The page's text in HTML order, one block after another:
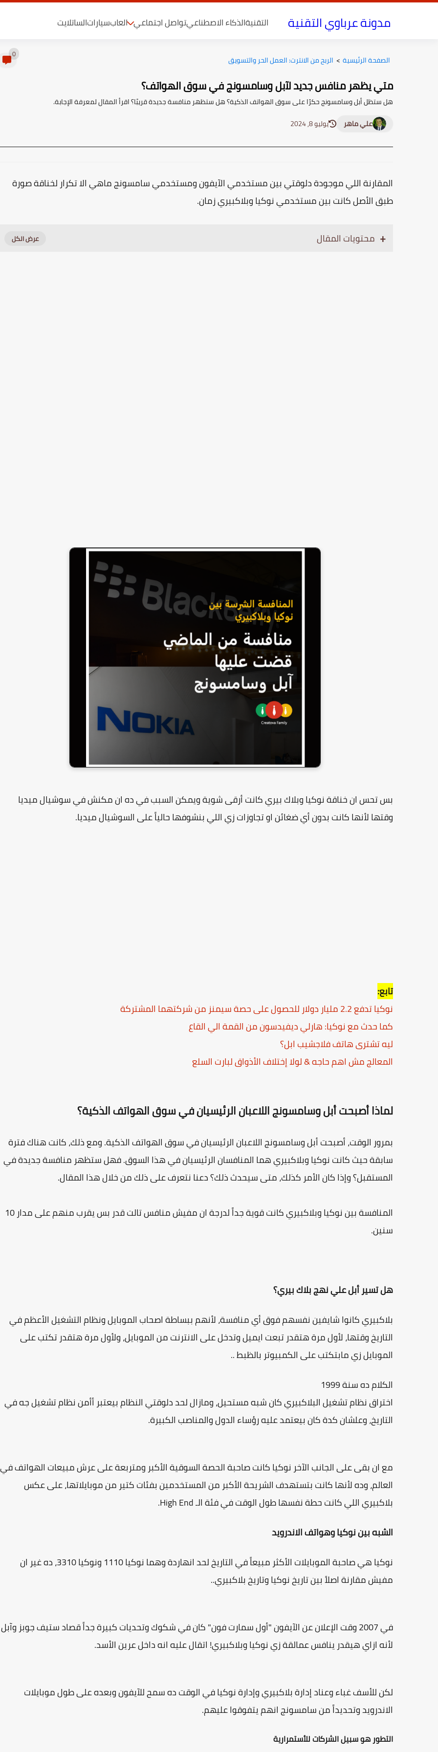
مدونة عرباوي التقنية التقنيةالذكاء الاصطناعيتواصل اجتماعي العابسياراتالساتلايت
الصفحة الرئيسية > الربح من الانترت: العمل الحر والتسويق 0
متي يظهر منافس جديد لآبل وسامسونج في سوق الهواتف؟
هل ستظل أبل وسامسونج حكرًا على سوق الهواتف الذكية؟ هل ستظهر منافسة جديدة قريبًا؟ اقرأ المقال لمعرفة الإجابة.
علي ماهر
يوليو 8, 2024
المقارنة اللي موجودة دلوقتي بين مستخدمي الآيفون ومستخدمي سامسونج ماهي الا تكرار لخناقة صورة
طبق الأصل كانت بين مستخدمي نوكيا وبلاكبيري زمان.
محتويات المقال
بس تحس ان خناقة نوكيا وبلاك بيري كانت أرقى شوية ويمكن السبب في ده ان مكنش في سوشيال ميديا
وقتها لأنها كانت بدون أي ضغائن او تجاوزات زي اللي بنشوفها حالياً على السوشيال ميديا.
تابع:
نوكيا تدفع 2.2 مليار دولار للحصول على حصة سيمنز من شركتهما المشتركة
كما حدث مع نوكيا: هارلي ديفيدسون من القمة الي القاع
ليه تشترى هاتف فلاجشيب ابل؟
المعالج مش اهم حاجه & لولا إختلاف الأذواق لبارت السلع
لماذا أصبحت أبل وسامسونج اللاعبان الرئيسيان في سوق الهواتف الذكية؟
بمرور الوقت، أصبحت أبل وسامسونج اللاعبان الرئيسيان في سوق الهواتف الذكية. ومع ذلك، كانت هناك فترة
سابقة حيث كانت نوكيا وبلاكبيري هما المنافسان الرئيسيان في هذا السوق. فهل ستظهر منافسة جديدة في
المستقبل؟ وإذا كان الأمر كذلك، متى سيحدث ذلك؟ دعنا نتعرف على ذلك من خلال هذا المقال.
المنافسة بين نوكيا وبلاكبيري كانت قوية جداً لدرجة ان مفيش منافس تالت قدر بس يقرب منهم على مدار 10
سنين.
هل تسير أبل علي نهج بلاك بيري؟
بلاكبيري كانوا شايفين نفسهم فوق أي منافسة، لأنهم ببساطة اصحاب الموبايل ونظام التشغيل الأعظم في
التاريخ وقتها، لأول مرة هتقدر تبعت ايميل وتدخل على الانترنت من الموبايل، ولأول مرة هتقدر تكتب على
الموبايل زي مابتكتب على الكمبيوتر بالظبط ..
الكلام ده سنة 1999
اختراق نظام تشغيل البلاكبيري كان شبه مستحيل، ومازال لحد دلوقتي النظام بيعتبر أأمن نظام تشغيل جه في
التاريخ، وعلشان كدة كان بيعتمد عليه رؤساء الدول والمناصب الكبيرة.
مع ان بقى على الجانب الآخر نوكيا كانت صاحبة الحصة السوقية الأكبر ومتربعة على عرش مبيعات الهواتف في
العالم، وده لأنها كانت بتستهدف الشريحة الأكبر من المستخدمين بفئات كتير من موبايلاتها، على عكس
بلاكبيري اللي كانت حطة نفسها طول الوقت في فئة الـ High End.
الشبه بين نوكيا وهواتف الاندرويد
نوكيا هي صاحبة الموبايلات الأكثر مبيعاً في التاريخ لحد انهاردة وهما نوكيا 1110 ونوكيا 3310، ده غير ان
مفيش مقارنة اصلاً بين تاريخ نوكيا وتاريخ بلاكبيري..
في 2007 وقت الإعلان عن الآيفون "أول سمارت فون" كان في شكوك وتحديات كبيرة جداً قصاد ستيف جوبز وآبل
لأنه ازاي هيقدر ينافس عمالقة زي نوكيا وبلاكبيري! اتقال عليه انه داخل عرين الأسد.
لكن للأسف غباء وعناد إدارة بلاكبيري وإدارة نوكيا في الوقت ده سمح للآيفون وبعده على طول موبايلات
الاندرويد وتحديداً من سامسونج انهم يتفوقوا عليهم.
التطور هو سبيل الشركات للأستمرارية